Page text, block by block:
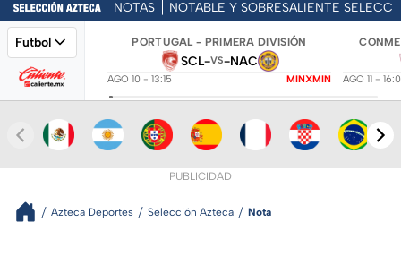
NOTAS NOTABLE Y SOBRESALIENTE
Futbol PORTUGAL - PRIMERA DIVISIÓN
SCL-VS-NAC
AGO 10 - 13:15 MINXMIN AGO 11 -
PUBLICIDAD
Azteca Deportes Selección Azteca Nota